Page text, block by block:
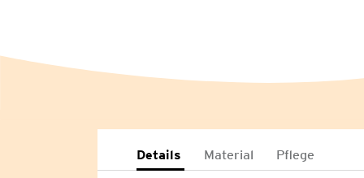
Details Material Pflege